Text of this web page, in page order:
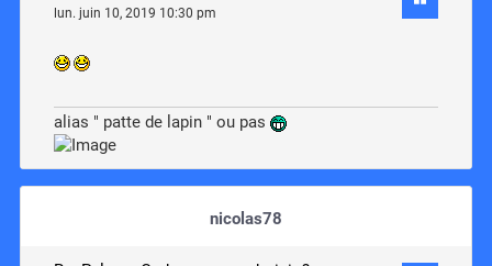
lun. juin 10, 2019 10:30 pm
alias " patte de lapin " ou pas
nicolas78